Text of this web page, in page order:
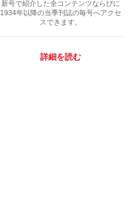
新号で紹介した全コンテンツならびに
1934年以降の当季刊誌の毎号へアクセ
スできます。
詳細を読む